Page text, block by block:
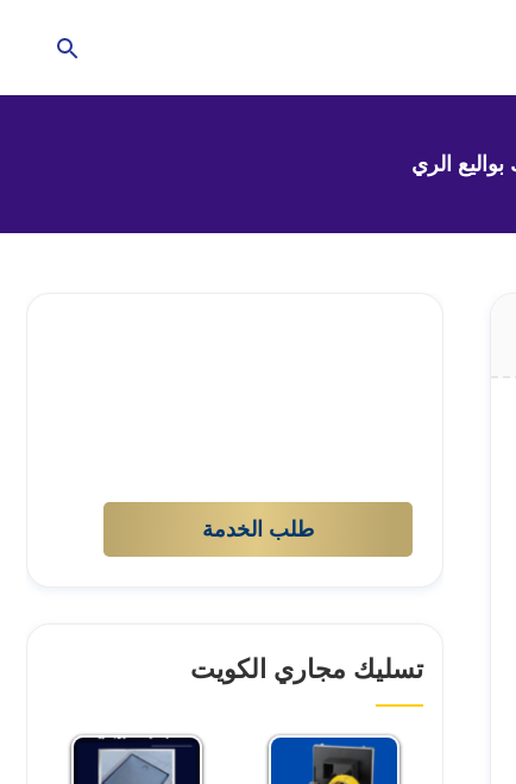
طلب الخدمة
تسليك مجاري الكويت